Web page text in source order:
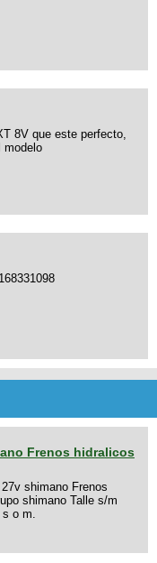
8V que este perfecto,
modelo
Frenos hidralicos
shimano Frenos
shimano Talle s/m
s o m.